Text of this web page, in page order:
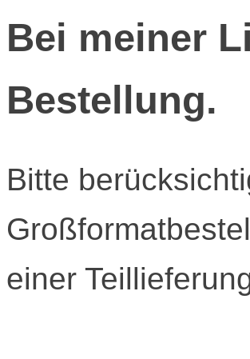
Bei meiner
Bestellung.
Bitte
einer